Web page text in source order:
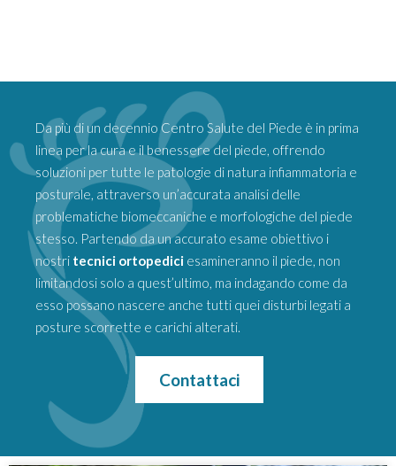
Da più di un decennio Centro Salute del Piede è in prima
linea per la cura e il benessere del piede, offrendo
soluzioni per tutte le patologie di natura infiammatoria e
posturale, attraverso un’accurata analisi delle
problematiche biomeccaniche e morfologiche del piede
stesso. Partendo da un accurato esame obiettivo i
nostri tecnici ortopedici esamineranno il piede, non
limitandosi solo a quest’ultimo, ma indagando come da
esso possano nascere anche tutti quei disturbi legati a
posture scorrette e carichi alterati.
Contattaci